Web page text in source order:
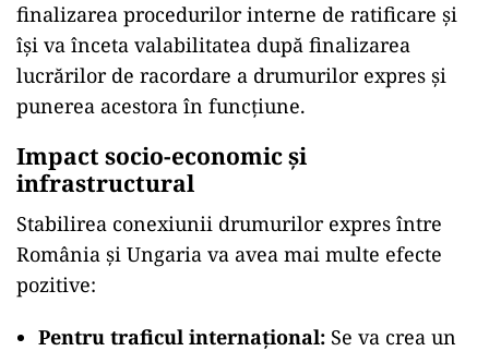
finalizarea procedurilor interne de ratificare și
își va înceta valabilitatea după finalizarea
lucrărilor de racordare a drumurilor expres și
punerea acestora în funcțiune.
Impact socio-economic și
infrastructural
Stabilirea conexiunii drumurilor expres între
România și Ungaria va avea mai multe efecte
pozitive:
Pentru traficul internațional: Se va crea un